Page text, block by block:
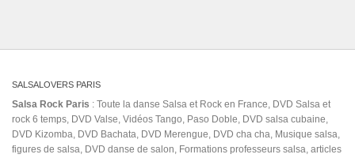
SALSALOVERS PARIS
Salsa Rock Paris : Toute la danse Salsa et Rock en France, DVD Salsa et
rock 6 temps, DVD Valse, Vidéos Tango, Paso Doble, DVD salsa cubaine,
DVD Kizomba, DVD Bachata, DVD Merengue, DVD cha cha, Musique salsa,
figures de salsa, DVD danse de salon, Formations professeurs salsa, articles